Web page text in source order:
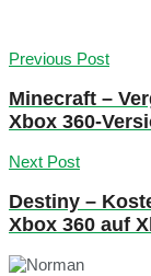
Previous Post
Minecraft –
Xbox 360-
Next Post
Destiny –
Xbox 360 auf